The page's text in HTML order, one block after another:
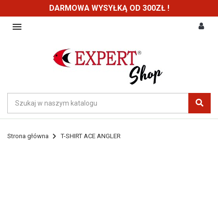
DARMOWA WYSYŁKĄ OD 300ZŁ !

Strona główna T-SHIRT ACE ANGLER